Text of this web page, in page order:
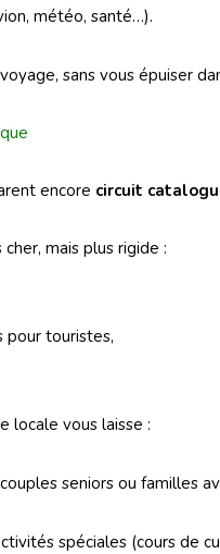
météo, santé…).
sans vous épuiser
encore circuit
mais plus rigide :
pour touristes,
locale vous laisse :
seniors ou familles
spéciales (cours de